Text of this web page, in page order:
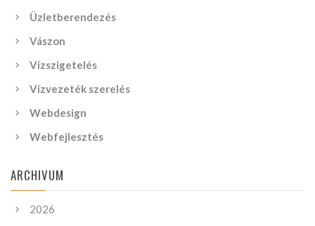
Üzletberendezés
Vászon
Vízszigetelés
Vízvezeték szerelés
Webdesign
Webfejlesztés
ARCHIVUM
2026